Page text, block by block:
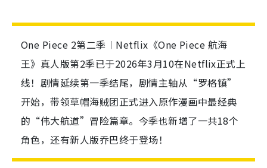
One Piece 2第二季︱Netflix《One Piece 航海
王》真人版第2季已于2026年3月10在Netflix正式上
线！剧情延续第一季结尾，剧情主轴从“罗格镇”
开始，带领草帽海贼团正式进入原作漫画中最经典
的“伟大航道”冒险篇章。今季也新增了一共18个
角色，还有新人版乔巴终于登场！